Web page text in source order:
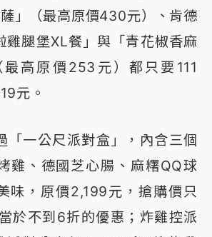
」（最高原價430元）、肯德
雞腿堡XL餐」與「青花椒香麻
高原價253元）都只要111
元。
「一公尺派對盒」，內含三個
雞、德國芝心腸、麻糬QQ球
味，原價2,199元，搶購價只
於不到6折的優惠；炸雞控派